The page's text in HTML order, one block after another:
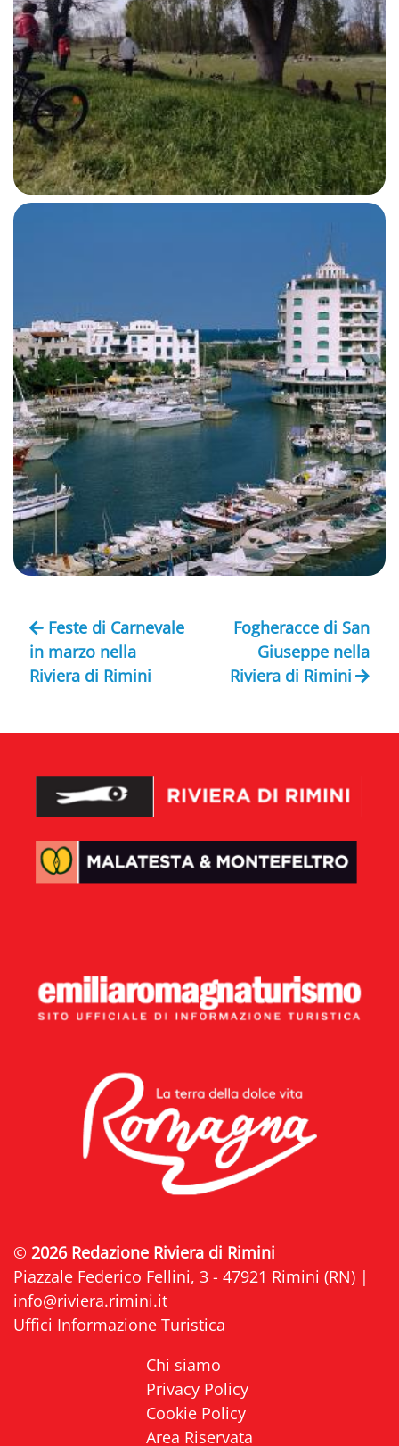
Feste di Carnevale
in marzo nella
Riviera di Rimini
Fogheracce di San
Giuseppe nella
Riviera di Rimini
© 2026 Redazione Riviera di Rimini
Piazzale Federico Fellini, 3 - 47921 Rimini (RN) |
info@riviera.rimini.it
Uffici Informazione Turistica
Chi siamo
Privacy Policy
Cookie Policy
Area Riservata